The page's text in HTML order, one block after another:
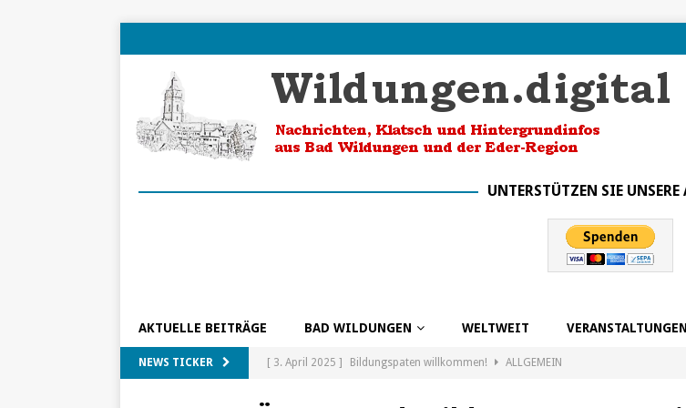
UNTERSTÜTZEN SIE UNSERE
AKTUELLE BEITRÄGE BAD WILDUNGEN WELTWEIT VERANSTALTUNGEN
NEWS TICKER [ 3. April 2025 ] Bildungspaten willkommen! ALLGEMEIN